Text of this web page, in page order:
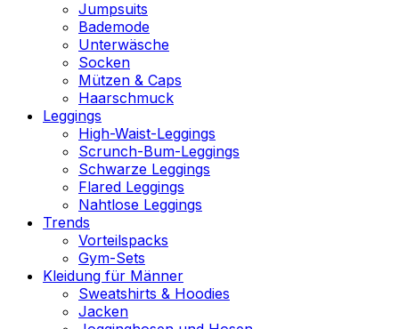
Jumpsuits
Bademode
Unterwäsche
Socken
Mützen & Caps
Haarschmuck
Leggings
High-Waist-Leggings
Scrunch-Bum-Leggings
Schwarze Leggings
Flared Leggings
Nahtlose Leggings
Trends
Vorteilspacks
Gym-Sets
Kleidung für Männer
Sweatshirts & Hoodies
Jacken